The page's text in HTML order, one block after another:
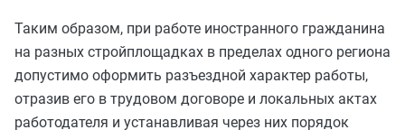
Таким образом, при работе иностранного гражданина
на разных стройплощадках в пределах одного региона
допустимо оформить разъездной характер работы,
отразив его в трудовом договоре и локальных актах
работодателя и устанавливая через них порядок